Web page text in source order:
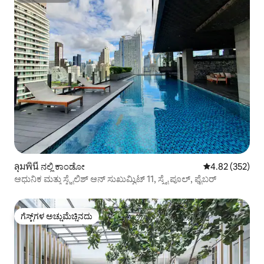
ลุมพินี ನಲ್ಲಿ ಕಾಂಡೋ 5 ರಲ್ಲಿ 4.82
4.82 (352)
ಆಧುನಿಕ ಮತ್ತು ಸ್ಟೈಲಿಶ್ ಆನ್ ಸುಖುಮ್ವಿಟ್ 11, ಸ್ಕೈ ಪೂಲ್, ಫೈಬರ್
ಗೆಸ್ಟ್‌ಗಳ ಅಚ್ಚುಮೆಚ್ಚಿನದು
ಗೆಸ್ಟ್‌ಗಳ ಅಚ್ಚುಮೆಚ್ಚಿನದು